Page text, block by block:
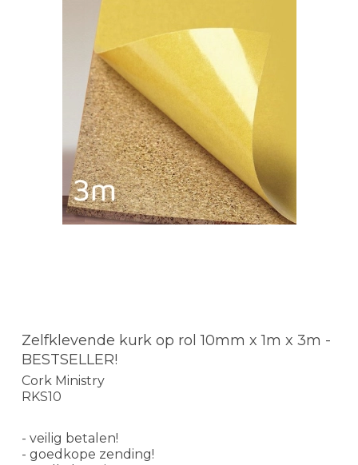
Zelfklevende kurk op rol 10mm x 1m x 3m -
BESTSELLER!
Cork Ministry
RKS10
- veilig betalen!
- goedkope zending!